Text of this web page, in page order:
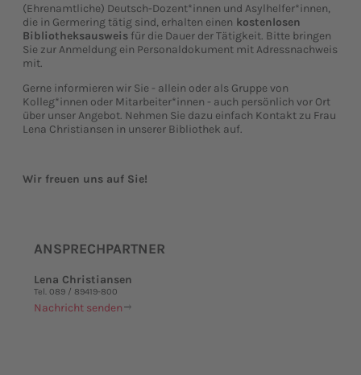
(Ehrenamtliche) Deutsch-Dozent*innen und Asylhelfer*innen,
die in Germering tätig sind, erhalten einen kostenlosen
Bibliotheksausweis für die Dauer der Tätigkeit. Bitte bringen
Sie zur Anmeldung ein Personaldokument mit Adressnachweis
mit.
Gerne informieren wir Sie - allein oder als Gruppe von
Kolleg*innen oder Mitarbeiter*innen - auch persönlich vor Ort
über unser Angebot. Nehmen Sie dazu einfach Kontakt zu Frau
Lena Christiansen in unserer Bibliothek auf.
Wir freuen uns auf Sie!
ANSPRECHPARTNER
Lena Christiansen
Tel. 089 / 89419-800
Nachricht senden